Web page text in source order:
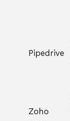
Pipedrive
Zoho